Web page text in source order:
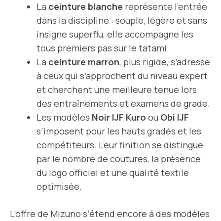
La ceinture blanche représente l’entrée
dans la discipline : souple, légère et sans
insigne superflu, elle accompagne les
tous premiers pas sur le tatami.
La ceinture marron, plus rigide, s’adresse
à ceux qui s’approchent du niveau expert
et cherchent une meilleure tenue lors
des entraînements et examens de grade.
Les modèles Noir IJF Kuro ou Obi IJF
s’imposent pour les hauts gradés et les
compétiteurs. Leur finition se distingue
par le nombre de coutures, la présence
du logo officiel et une qualité textile
optimisée.
L’offre de Mizuno s’étend encore à des modèles